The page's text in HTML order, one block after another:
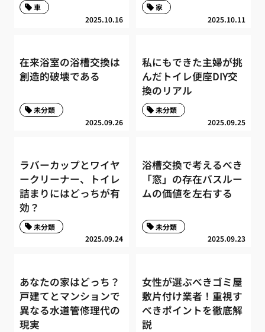
2025.10.16
車
2025.10.11
家
在来浴室の浴槽交換は
創造的破壊である
2025.09.26
未分類
私にもできた主婦が挑
んだトイレ便座DIY交
換のリアル
2025.09.25
未分類
ラバーカップとワイヤ
ークリーナー、トイレ
詰まりにはどっちが有
効？
2025.09.24
未分類
浴槽交換で考えるべき
「窓」の存在バスルー
ムの価値を左右する
2025.09.23
未分類
あなたの家はどっち？
戸建てとマンションで
異なる水道管修理代の
現実
女性が選ぶべきゴミ屋
敷片付け業者！重視す
べきポイントを徹底解
説